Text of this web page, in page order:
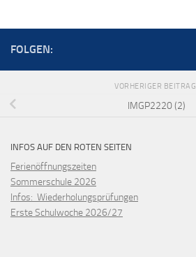
FOLGEN:
VORHERIGER BEITRAG
IMGP2220 (2)
INFOS AUF DEN ROTEN SEITEN
Ferienöffnungszeiten
Sommerschule 2026
Infos: Wiederholungsprüfungen
Erste Schulwoche 2026/27